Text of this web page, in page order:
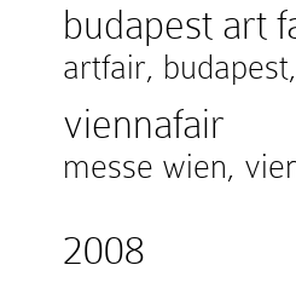
budapest art
artfair,
viennafair
messe wien,
2008